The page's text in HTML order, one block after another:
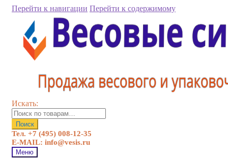
Перейти к навигации Перейти к содержимому
Искать:
Поиск
Тел. +7 (495) 008-12-35
E-MAIL: info@vesis.ru
Меню